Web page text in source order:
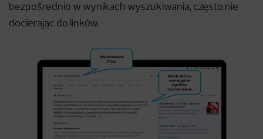
bezpośrednio w wynikach wyszukiwania, często nie
docierając do linków.